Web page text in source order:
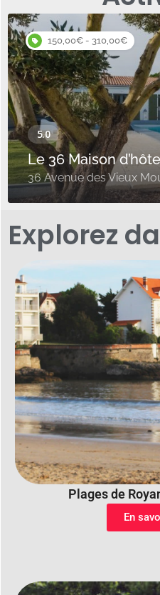
150,00€ - 310,00€
Le 36 Maison
36 Avenue des Vieux
Explorez
Plages de
En